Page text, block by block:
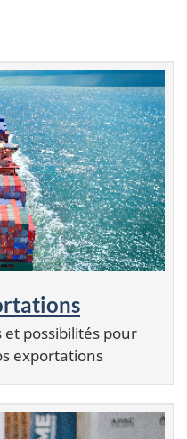
et possibilités pour
exportations